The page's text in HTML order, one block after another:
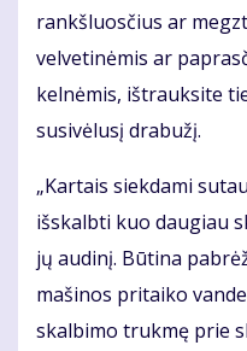
rankšluosčius ar
velvetinėmis ar
kelnėmis, ištrauksite
susivėlusį drabužį.
„Kartais siekdami
išskalbti kuo daugiau
jų audinį. Būtina
mašinos pritaiko
skalbimo trukmę prie